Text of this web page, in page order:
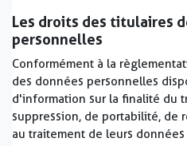
Les droits des titulaires
personnelles
Conformément à la
des données personnelles
d'information sur la finalité du
suppression, de portabilité, de
au traitement de leurs